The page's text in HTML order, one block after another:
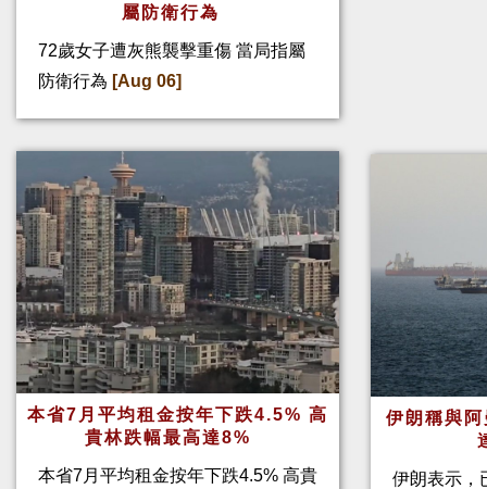
屬防衛行為
72歲女子遭灰熊襲擊重傷 當局指屬
防衛行為 [Aug 06]
本省7月平均租金按年下跌4.5% 高
貴林跌幅最高達8%
本省7月平均租金按年下跌4.5% 高貴
伊朗稱與
伊朗表示，